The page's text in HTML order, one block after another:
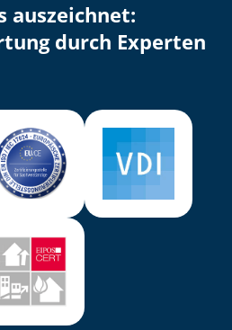
auszeichnet:
durch Experten